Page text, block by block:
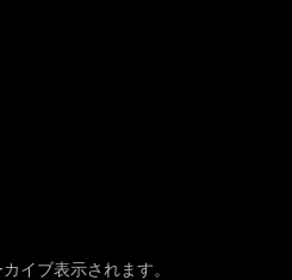
イブ表示されます。